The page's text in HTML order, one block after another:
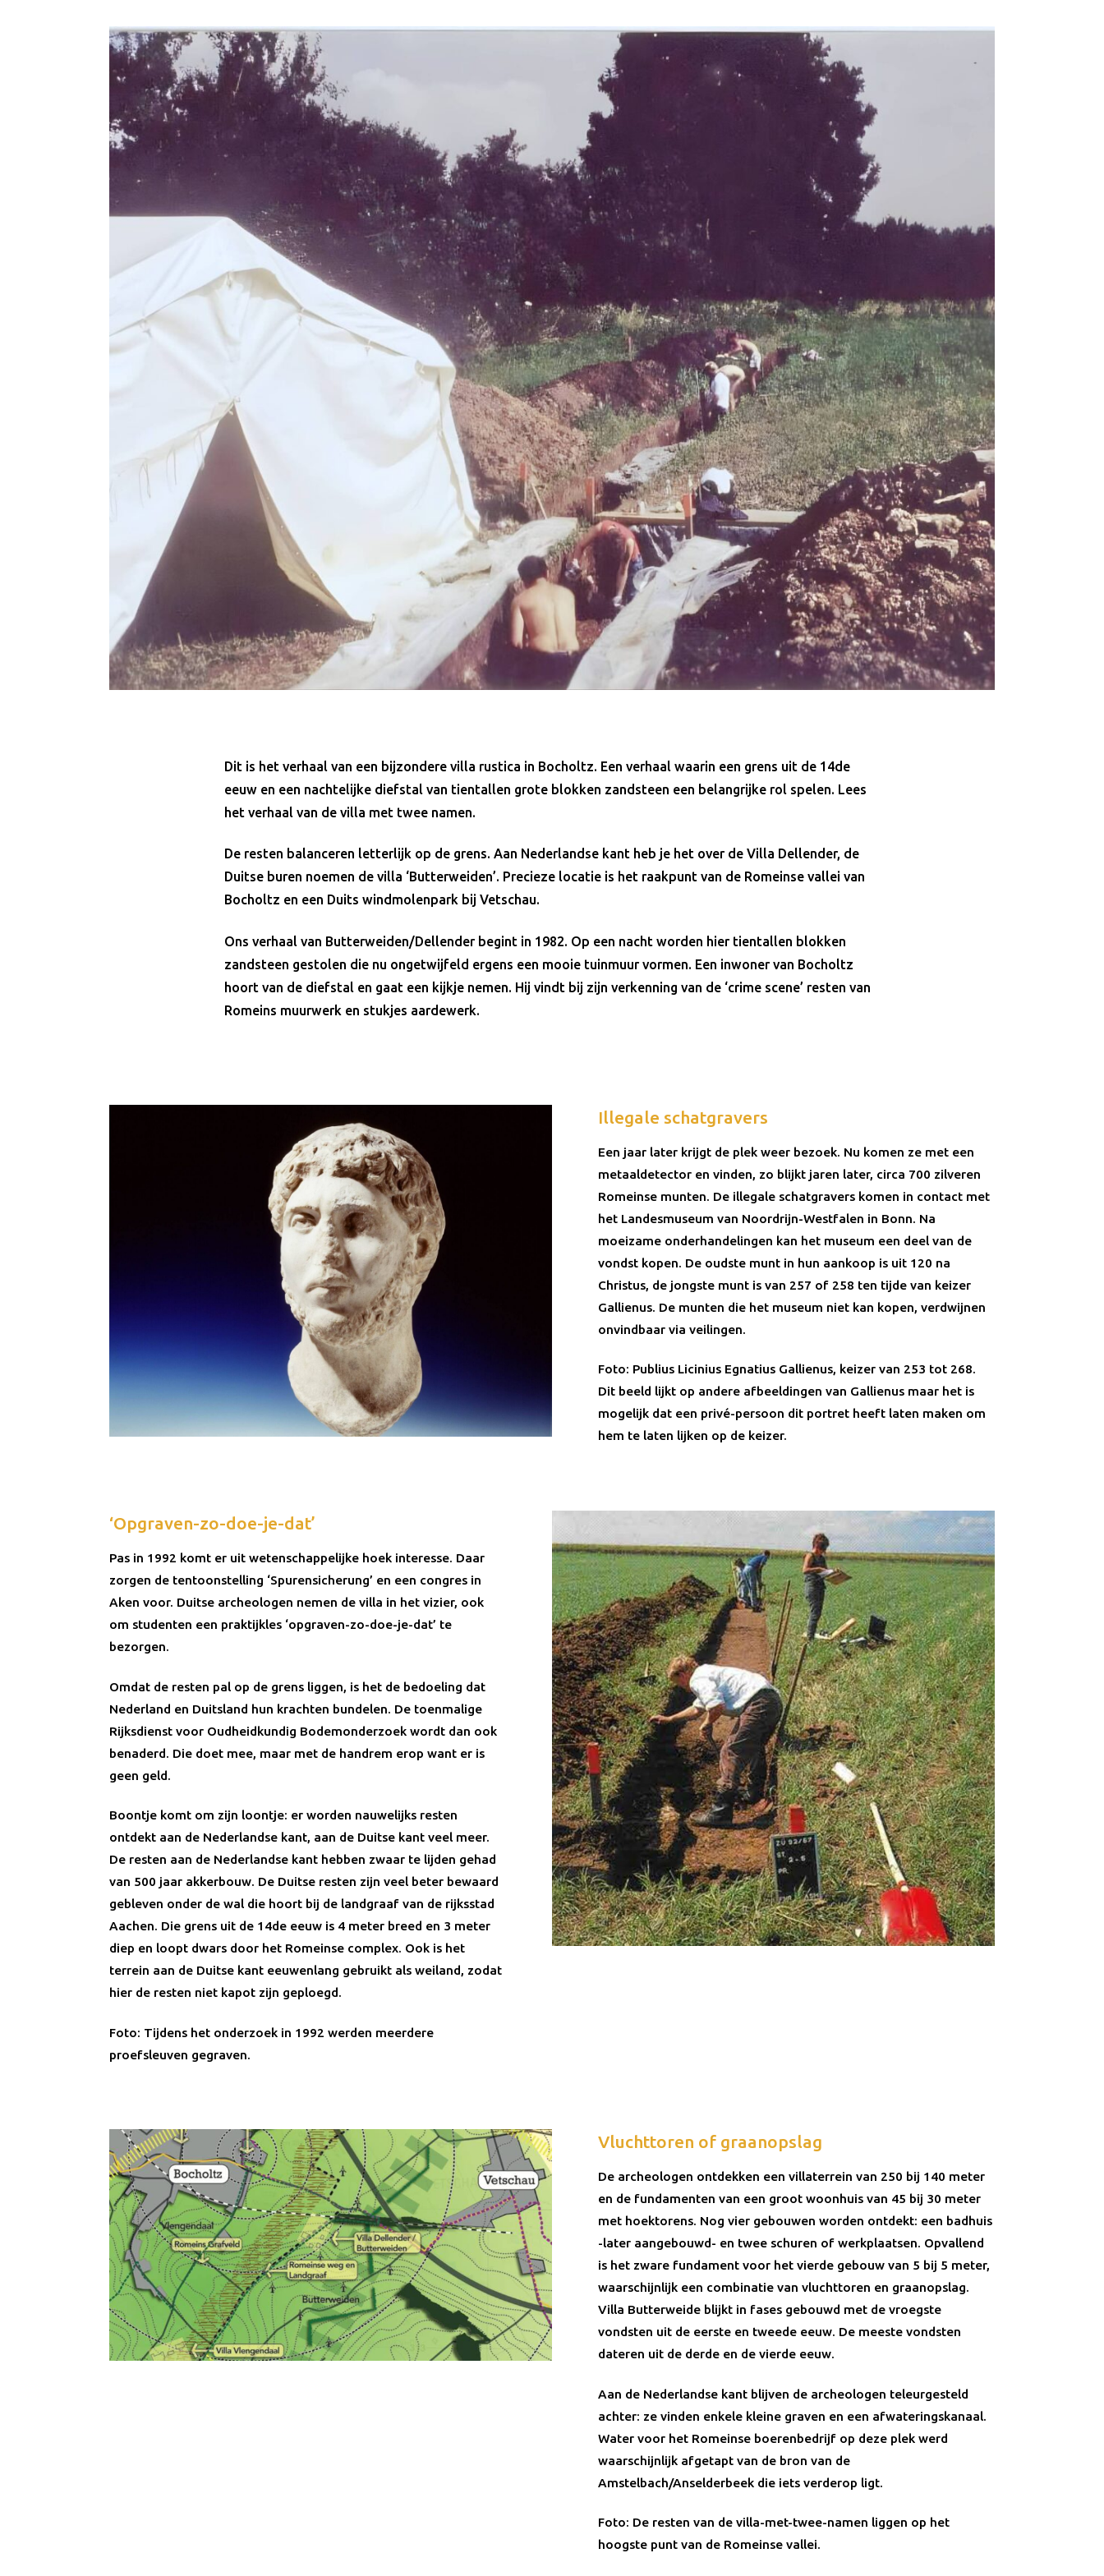
Dit is het verhaal van een bijzondere villa rustica in Bocholtz. Een verhaal waarin een grens uit de 14de
eeuw en een nachtelijke diefstal van tientallen grote blokken zandsteen een belangrijke rol spelen. Lees
het verhaal van de villa met twee namen.
De resten balanceren letterlijk op de grens. Aan Nederlandse kant heb je het over de Villa Dellender, de
Duitse buren noemen de villa ‘Butterweiden’. Precieze locatie is het raakpunt van de Romeinse vallei van
Bocholtz en een Duits windmolenpark bij Vetschau.
Ons verhaal van Butterweiden/Dellender begint in 1982. Op een nacht worden hier tientallen blokken
zandsteen gestolen die nu ongetwijfeld ergens een mooie tuinmuur vormen. Een inwoner van Bocholtz
hoort van de diefstal en gaat een kijkje nemen. Hij vindt bij zijn verkenning van de ‘crime scene’ resten van
Romeins muurwerk en stukjes aardewerk.
Illegale schatgravers
Een jaar later krijgt de plek weer bezoek. Nu komen ze met een
metaaldetector en vinden, zo blijkt jaren later, circa 700 zilveren
Romeinse munten. De illegale schatgravers komen in contact met
het Landesmuseum van Noordrijn-Westfalen in Bonn. Na
moeizame onderhandelingen kan het museum een deel van de
vondst kopen. De oudste munt in hun aankoop is uit 120 na
Christus, de jongste munt is van 257 of 258 ten tijde van keizer
Gallienus. De munten die het museum niet kan kopen, verdwijnen
onvindbaar via veilingen.
Foto: Publius Licinius Egnatius Gallienus, keizer van 253 tot 268.
Dit beeld lijkt op andere afbeeldingen van Gallienus maar het is
mogelijk dat een privé-persoon dit portret heeft laten maken om
hem te laten lijken op de keizer.
‘Opgraven-zo-doe-je-dat’
Pas in 1992 komt er uit wetenschappelijke hoek interesse. Daar
zorgen de tentoonstelling ‘Spurensicherung’ en een congres in
Aken voor. Duitse archeologen nemen de villa in het vizier, ook
om studenten een praktijkles ‘opgraven-zo-doe-je-dat’ te
bezorgen.
Omdat de resten pal op de grens liggen, is het de bedoeling dat
Nederland en Duitsland hun krachten bundelen. De toenmalige
Rijksdienst voor Oudheidkundig Bodemonderzoek wordt dan ook
benaderd. Die doet mee, maar met de handrem erop want er is
geen geld.
Boontje komt om zijn loontje: er worden nauwelijks resten
ontdekt aan de Nederlandse kant, aan de Duitse kant veel meer.
De resten aan de Nederlandse kant hebben zwaar te lijden gehad
van 500 jaar akkerbouw. De Duitse resten zijn veel beter bewaard
gebleven onder de wal die hoort bij de landgraaf van de rijksstad
Aachen. Die grens uit de 14de eeuw is 4 meter breed en 3 meter
diep en loopt dwars door het Romeinse complex. Ook is het
terrein aan de Duitse kant eeuwenlang gebruikt als weiland, zodat
hier de resten niet kapot zijn geploegd.
Foto: Tijdens het onderzoek in 1992 werden meerdere
proefsleuven gegraven.
Vluchttoren of graanopslag
De archeologen ontdekken een villaterrein van 250 bij 140 meter
en de fundamenten van een groot woonhuis van 45 bij 30 meter
met hoektorens. Nog vier gebouwen worden ontdekt: een badhuis
-later aangebouwd- en twee schuren of werkplaatsen. Opvallend
is het zware fundament voor het vierde gebouw van 5 bij 5 meter,
waarschijnlijk een combinatie van vluchttoren en graanopslag.
Villa Butterweide blijkt in fases gebouwd met de vroegste
vondsten uit de eerste en tweede eeuw. De meeste vondsten
dateren uit de derde en de vierde eeuw.
Aan de Nederlandse kant blijven de archeologen teleurgesteld
achter: ze vinden enkele kleine graven en een afwateringskanaal.
Water voor het Romeinse boerenbedrijf op deze plek werd
waarschijnlijk afgetapt van de bron van de
Amstelbach/Anselderbeek die iets verderop ligt.
Foto: De resten van de villa-met-twee-namen liggen op het
hoogste punt van de Romeinse vallei.